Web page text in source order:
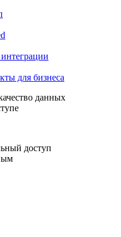
для бизнеса
данных
доступ